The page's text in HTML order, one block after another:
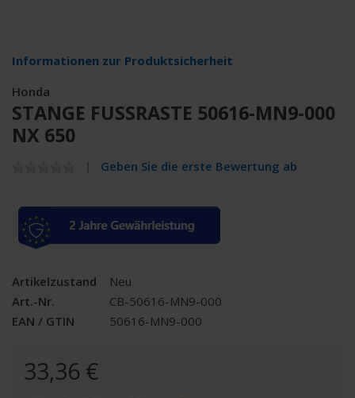
Informationen zur Produktsicherheit
Honda
STANGE FUSSRASTE 50616-MN9-000
NX 650
Geben Sie die erste Bewertung ab
Artikelzustand
Neu
Art.-Nr.
CB-50616-MN9-000
EAN / GTIN
50616-MN9-000
33,36 €